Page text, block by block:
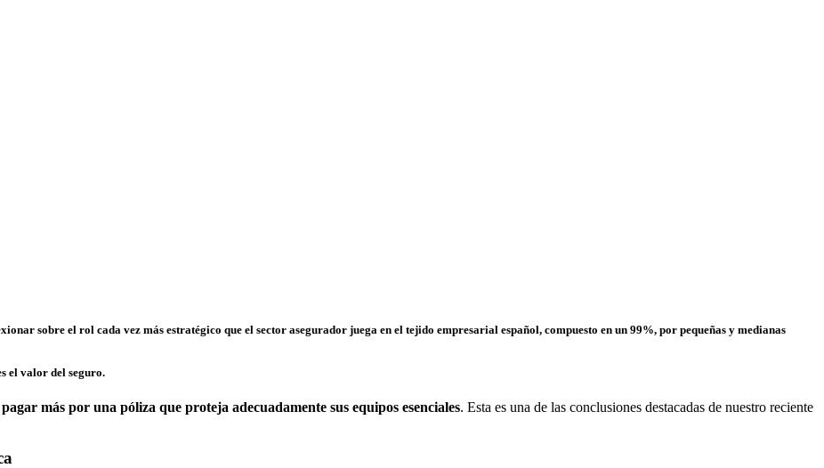
sobre el rol cada vez más estratégico que el sector asegurador juega en el tejido empresarial español, compuesto en un 99%, por pequeñas y medianas
el valor del seguro.
más por una póliza que proteja adecuadamente sus equipos esenciales. Esta es una de las conclusiones destacadas de nuestro reciente